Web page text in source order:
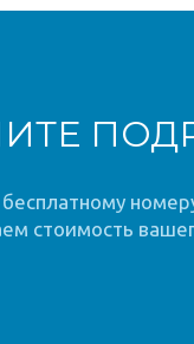
стоимость